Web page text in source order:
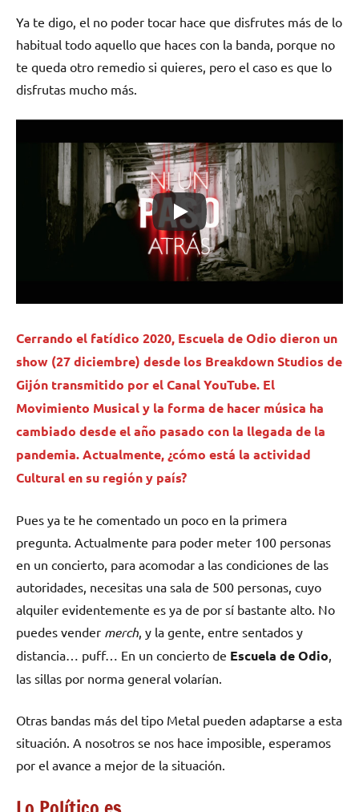
Ya te digo, el no poder tocar hace que disfrutes más de lo
habitual todo aquello que haces con la banda, porque no
te queda otro remedio si quieres, pero el caso es que lo
disfrutas mucho más.
Cerrando el fatídico 2020, Escuela de Odio dieron un
show (27 diciembre) desde los Breakdown Studios de
Gijón transmitido por el Canal YouTube. El
Movimiento Musical y la forma de hacer música ha
cambiado desde el año pasado con la llegada de la
pandemia. Actualmente, ¿cómo está la actividad
Cultural en su región y país?
Pues ya te he comentado un poco en la primera
pregunta. Actualmente para poder meter 100 personas
en un concierto, para acomodar a las condiciones de las
autoridades, necesitas una sala de 500 personas, cuyo
alquiler evidentemente es ya de por sí bastante alto. No
puedes vender merch , y la gente, entre sentados y
distancia… puff… En un concierto de Escuela deOdio
las sillas por norma general volarían.
Otras bandas más del tipo Metal pueden adaptarse a esta
situación. A nosotros se nos hace imposible, esperamos
por el avance a mejor de la situación.